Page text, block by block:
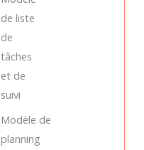
de liste
de
tâches
et de
suivi
Modèle de
planning